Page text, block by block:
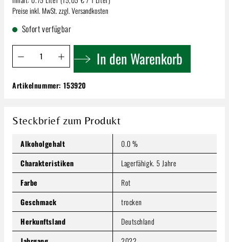
Preise inkl. MwSt. zzgl. Versandkosten
Sofort verfügbar
Produkt Anzahl: Gib den gewünschten Wert ein oder
In den Warenkorb
Wöhrwag Merlot | VDP Gutswein Trocken
Inhalt:0.75 Liter(15,05 € / 1 Liter)
Produkt Anzahl: Gib den gewünschten Wert ein oder
In den Warenkorb
Artikelnummer:153920
Steckbrief zum Produkt
Alkoholgehalt
0.0 %
Charakteristiken
Lagerfähigk. 5 Jahre
Farbe
Rot
Geschmack
trocken
Herkunftsland
Deutschland